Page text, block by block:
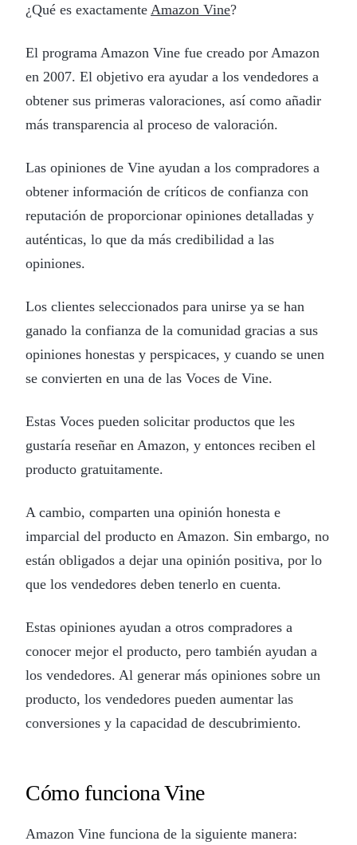
¿Qué es exactamente Amazon Vine?
El programa Amazon Vine fue creado por Amazon
en 2007. El objetivo era ayudar a los vendedores a
obtener sus primeras valoraciones, así como añadir
más transparencia al proceso de valoración.
Las opiniones de Vine ayudan a los compradores a
obtener información de críticos de confianza con
reputación de proporcionar opiniones detalladas y
auténticas, lo que da más credibilidad a las
opiniones.
Los clientes seleccionados para unirse ya se han
ganado la confianza de la comunidad gracias a sus
opiniones honestas y perspicaces, y cuando se unen
se convierten en una de las Voces de Vine.
Estas Voces pueden solicitar productos que les
gustaría reseñar en Amazon, y entonces reciben el
producto gratuitamente.
A cambio, comparten una opinión honesta e
imparcial del producto en Amazon. Sin embargo, no
están obligados a dejar una opinión positiva, por lo
que los vendedores deben tenerlo en cuenta.
Estas opiniones ayudan a otros compradores a
conocer mejor el producto, pero también ayudan a
los vendedores. Al generar más opiniones sobre un
producto, los vendedores pueden aumentar las
conversiones y la capacidad de descubrimiento.
Cómo funciona Vine
Amazon Vine funciona de la siguiente manera: